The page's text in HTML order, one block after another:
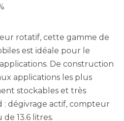
rotatif, cette gamme de
est idéale pour le
De construction
applications les plus
stockables et très
: dégivrage actif, compteur
de 13.6 litres.